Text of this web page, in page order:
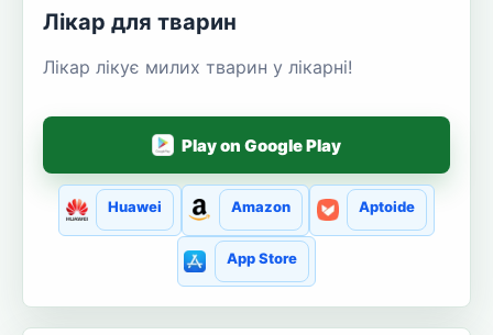
Лікар для тварин
Лікар лікує милих тварин у лікарні!
Play on Google Play
Huawei Amazon Aptoide
App Store